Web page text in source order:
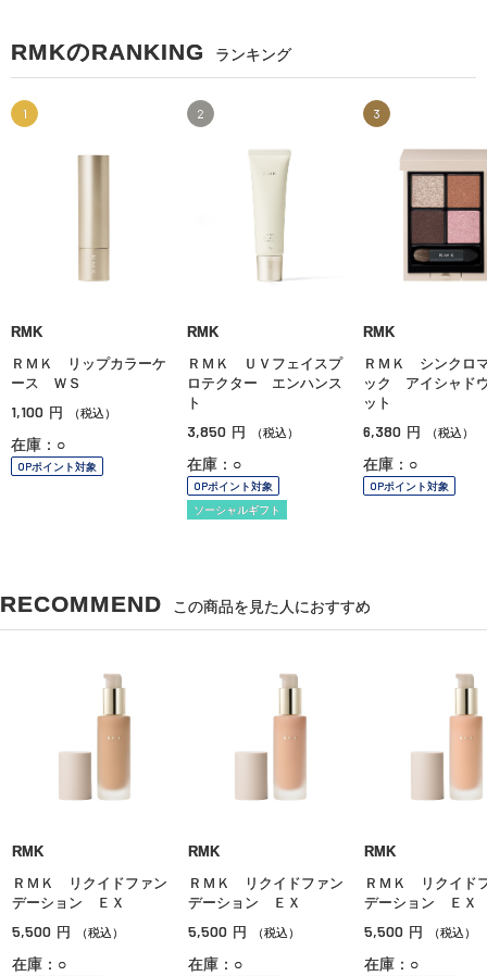
RMKのRANKING ランキング
1
RMK
ＲＭＫ リップカラーケ
ース ＷＳ
1,100 円 （税込）
在庫：○
OPポイント対象
2
RMK
ＲＭＫ ＵＶフェイスプ
ロテクター エンハンス
ト
3,850 円 （税込）
在庫：○
OPポイント対象
ソーシャルギフト
3
RMK
ＲＭＫ シンクロ
ック アイシャド
ット
6,380 円 （税込）
在庫：○
OPポイント対象
RECOMMEND この商品を見た人におすすめ
RMK
ＲＭＫ リクイドファン
デーション ＥＸ
5,500 円 （税込）
在庫：○
RMK
ＲＭＫ リクイドファン
デーション ＥＸ
5,500 円 （税込）
在庫：○
RMK
ＲＭＫ リクイド
デーション ＥＸ
5,500 円 （税込）
在庫：○